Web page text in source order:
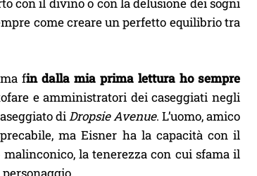
come creare un perfetto equilibrio tra
fin dalla mia prima lettura ho sempre
e amministratori dei caseggiati negli
diDropsie Avenue. L’uomo, amico
ma Eisner ha la capacità con il
la tenerezza con cui sfama il